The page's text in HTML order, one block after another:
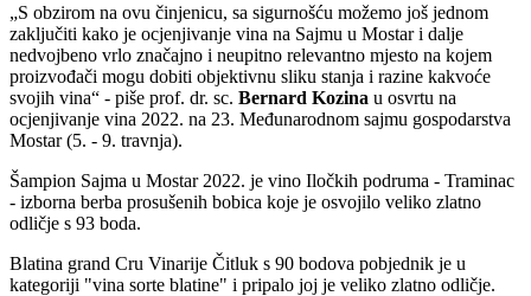
S obzirom na ovu činjenicu, sa sigurnošću možemo još jednom
zaključiti kako je ocjenjivanje vina na Sajmu u Mostar i dalje
nedvojbeno vrlo značajno i neupitno relevantno mjesto na kojem
proizvođači mogu dobiti objektivnu sliku stanja i razine kakvoće
svojih vina
- piše prof. dr. sc. Bernard Kozina u osvrtu na
ocjenjivanje vina 2022. na 23. Međunarodnom sajmu gospodarstva
Mostar (5. - 9. travnja).
Šampion Sajma u Mostar 2022. je vino Iločkih podruma - Traminac
- izborna berba prosušenih bobica koje je osvojilo veliko zlatno
odličje s 93 boda.
Blatina grand Cru Vinarije Čitluk s 90 bodova pobjednik je u
kategoriji "vina sorte blatine" i pripalo joj je veliko zlatno odličje.